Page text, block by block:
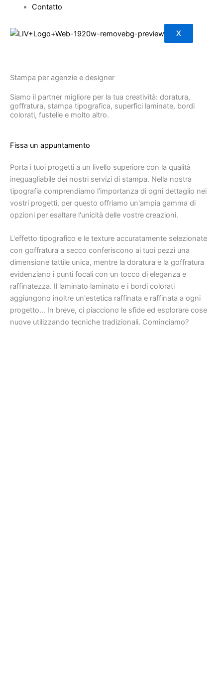
Contatto
X
Stampa per agenzie e designer
Siamo il partner migliore per la tua creatività: doratura,
goffratura, stampa tipografica, superfici laminate, bordi
colorati, fustelle e molto altro.
Fissa un appuntamento
Porta i tuoi progetti a un livello superiore con la qualità
ineguagliabile dei nostri servizi di stampa. Nella nostra
tipografia comprendiamo l'importanza di ogni dettaglio nei
vostri progetti, per questo offriamo un'ampia gamma di
opzioni per esaltare l'unicità delle vostre creazioni.
L'effetto tipografico e le texture accuratamente selezionate
con goffratura a secco conferiscono ai tuoi pezzi una
dimensione tattile unica, mentre la doratura e la goffratura
evidenziano i punti focali con un tocco di eleganza e
raffinatezza. Il laminato laminato e i bordi colorati
aggiungono inoltre un'estetica raffinata e raffinata a ogni
progetto... In breve, ci piacciono le sfide ed esplorare cose
nuove utilizzando tecniche tradizionali. Cominciamo?